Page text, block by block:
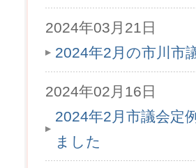
2024年03月21日
2024年2月の市川市
2024年02月16日
2024年2月市議会定
ました